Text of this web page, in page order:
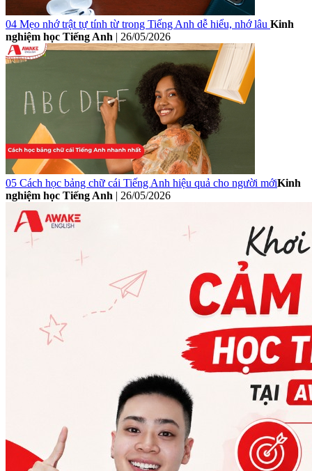
04 Mẹo nhớ trật tự tính từ trong Tiếng Anh dễ hiểu, nhớ lâu Kinh
nghiệm học Tiếng Anh | 26/05/2026
05 Cách học bảng chữ cái Tiếng Anh hiệu quả cho người mớiKinh
nghiệm học Tiếng Anh | 26/05/2026